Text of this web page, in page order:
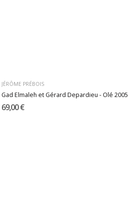
JÉRÔME PRÉBOIS
Gad Elmaleh et Gérard Depardieu - Olé 2005
69,00 €